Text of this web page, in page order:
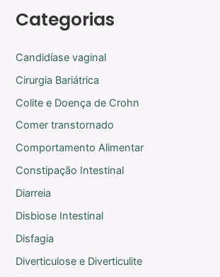
Categorias
Candidíase vaginal
Cirurgia Bariátrica
Colite e Doença de Crohn
Comer transtornado
Comportamento Alimentar
Constipação Intestinal
Diarreia
Disbiose Intestinal
Disfagia
Diverticulose e Diverticulite